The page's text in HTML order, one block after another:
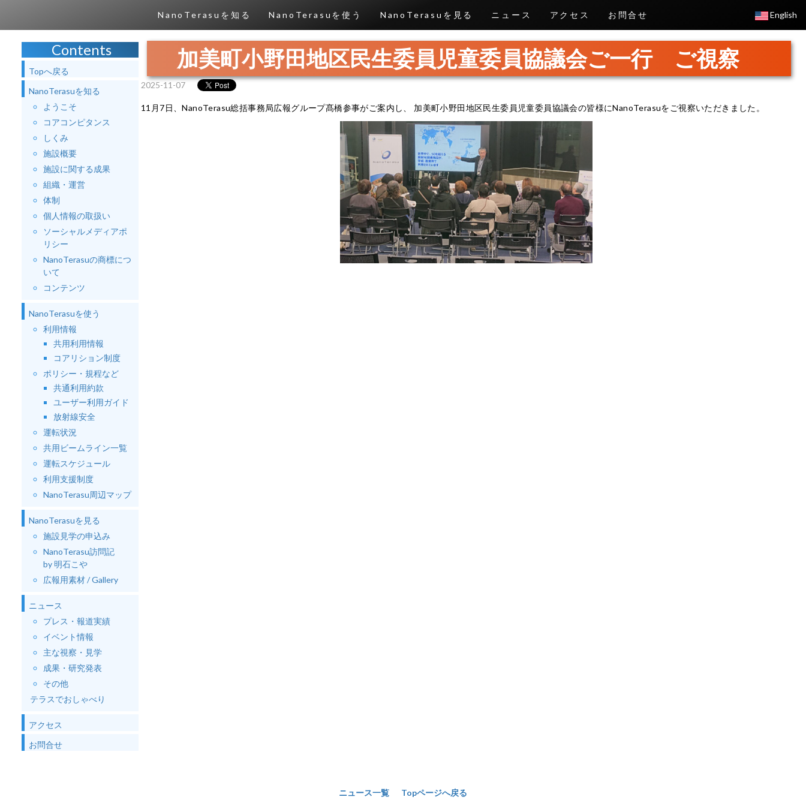
NanoTerasuを知る NanoTerasuを使う NanoTerasuを見る ニュース アクセス お問合せ English
Contents
Topへ戻る
NanoTerasuを知る
ようこそ
コアコンピタンス
しくみ
施設概要
施設に関する成果
組織・運営
体制
個人情報の取扱い
ソーシャルメディアポ
リシー
NanoTerasuの商標につ
いて
コンテンツ
NanoTerasuを使う
利用情報
共用利用情報
コアリション制度
ポリシー・規程など
共通利用約款
ユーザー利用ガイド
放射線安全
運転状況
共用ビームライン一覧
運転スケジュール
利用支援制度
NanoTerasu周辺マップ
NanoTerasuを見る
施設見学の申込み
NanoTerasu訪問記
by 明石こや
広報用素材 / Gallery
ニュース
プレス・報道実績
イベント情報
主な視察・見学
成果・研究発表
その他
テラスでおしゃべり
アクセス
お問合せ
加美町小野田地区民生委員児童委員協議会ご一行 ご視察
2025-11-07
11月7日、NanoTerasu総括事務局広報グループ髙橋参事がご案内し、 加美町小野田地区民生委員児童委員協議会の皆様にNanoTerasuをご視察いただきました。
ニュース一覧 Topページへ戻る